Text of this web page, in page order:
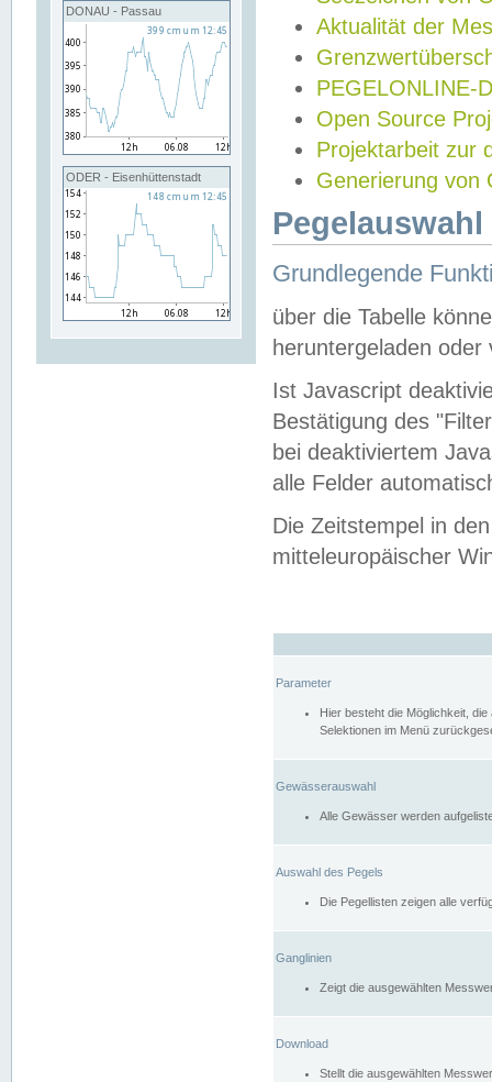
DONAU - Passau
ODER - Eisenhüttenstadt
Aktualität der
PEGELONLINE-
Open Source
Projektarbeit zur
Generierung von
Grundlegende
über die Tabelle
heruntergeladen oder
Ist Javascript
Bestätigung des
bei deaktiviertem
alle Felder
Die Zeitstempel in
mitteleuropäischer
Parameter
Hier besteht die Möglichkeit,
Selektionen im Menü
Gewässerauswahl
Alle Gewässer werden
Auswahl des Pegels
Die Pegellisten zeigen alle
Ganglinien
Zeigt die ausgewählten
Download
Stellt die ausgewählten